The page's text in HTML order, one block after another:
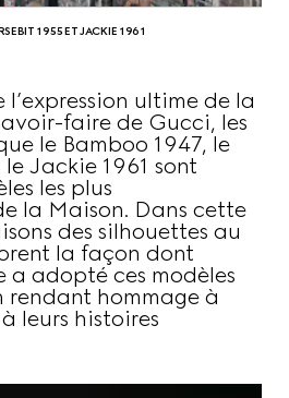
1955 ET JACKIE 1961
l’expression ultime de la
faire de Gucci, les
le Bamboo 1947, le
Jackie 1961 sont
les plus
la Maison. Dans cette
des silhouettes au
la façon dont
a adopté ces modèles
hommage à
leurs histoires